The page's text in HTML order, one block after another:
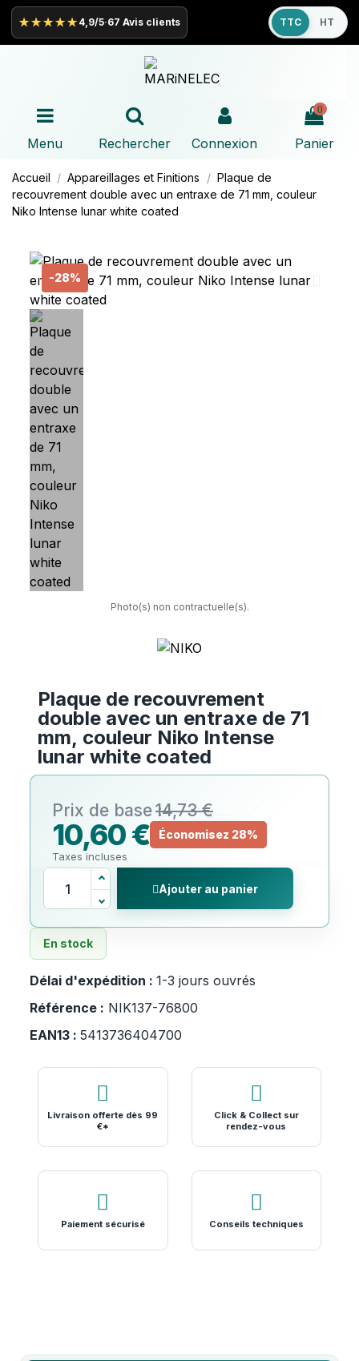
★★★★★ 4,9/5·67 Avis clients TTC HT
Menu Rechercher Connexion
0
Panier
Accueil Appareillages et Finitions
Plaque de
recouvrement double avec un entraxe de 71 mm, couleur
Niko Intense lunar white coated
-28%
Photo(s) non contractuelle(s).
Plaque de recouvrement
double avec un entraxe de 71
mm, couleur Niko Intense
lunar white coated
14,73 €
10,60 € Économisez 28%
Taxes incluses
Ajouter au panier
En stock
Délai d'expédition : 1-3 jours ouvrés
Référence : NIK137-76800
EAN13 : 5413736404700
Livraison offerte dès 99
€*
Click & Collect sur
rendez-vous
Paiement sécurisé Conseils techniques